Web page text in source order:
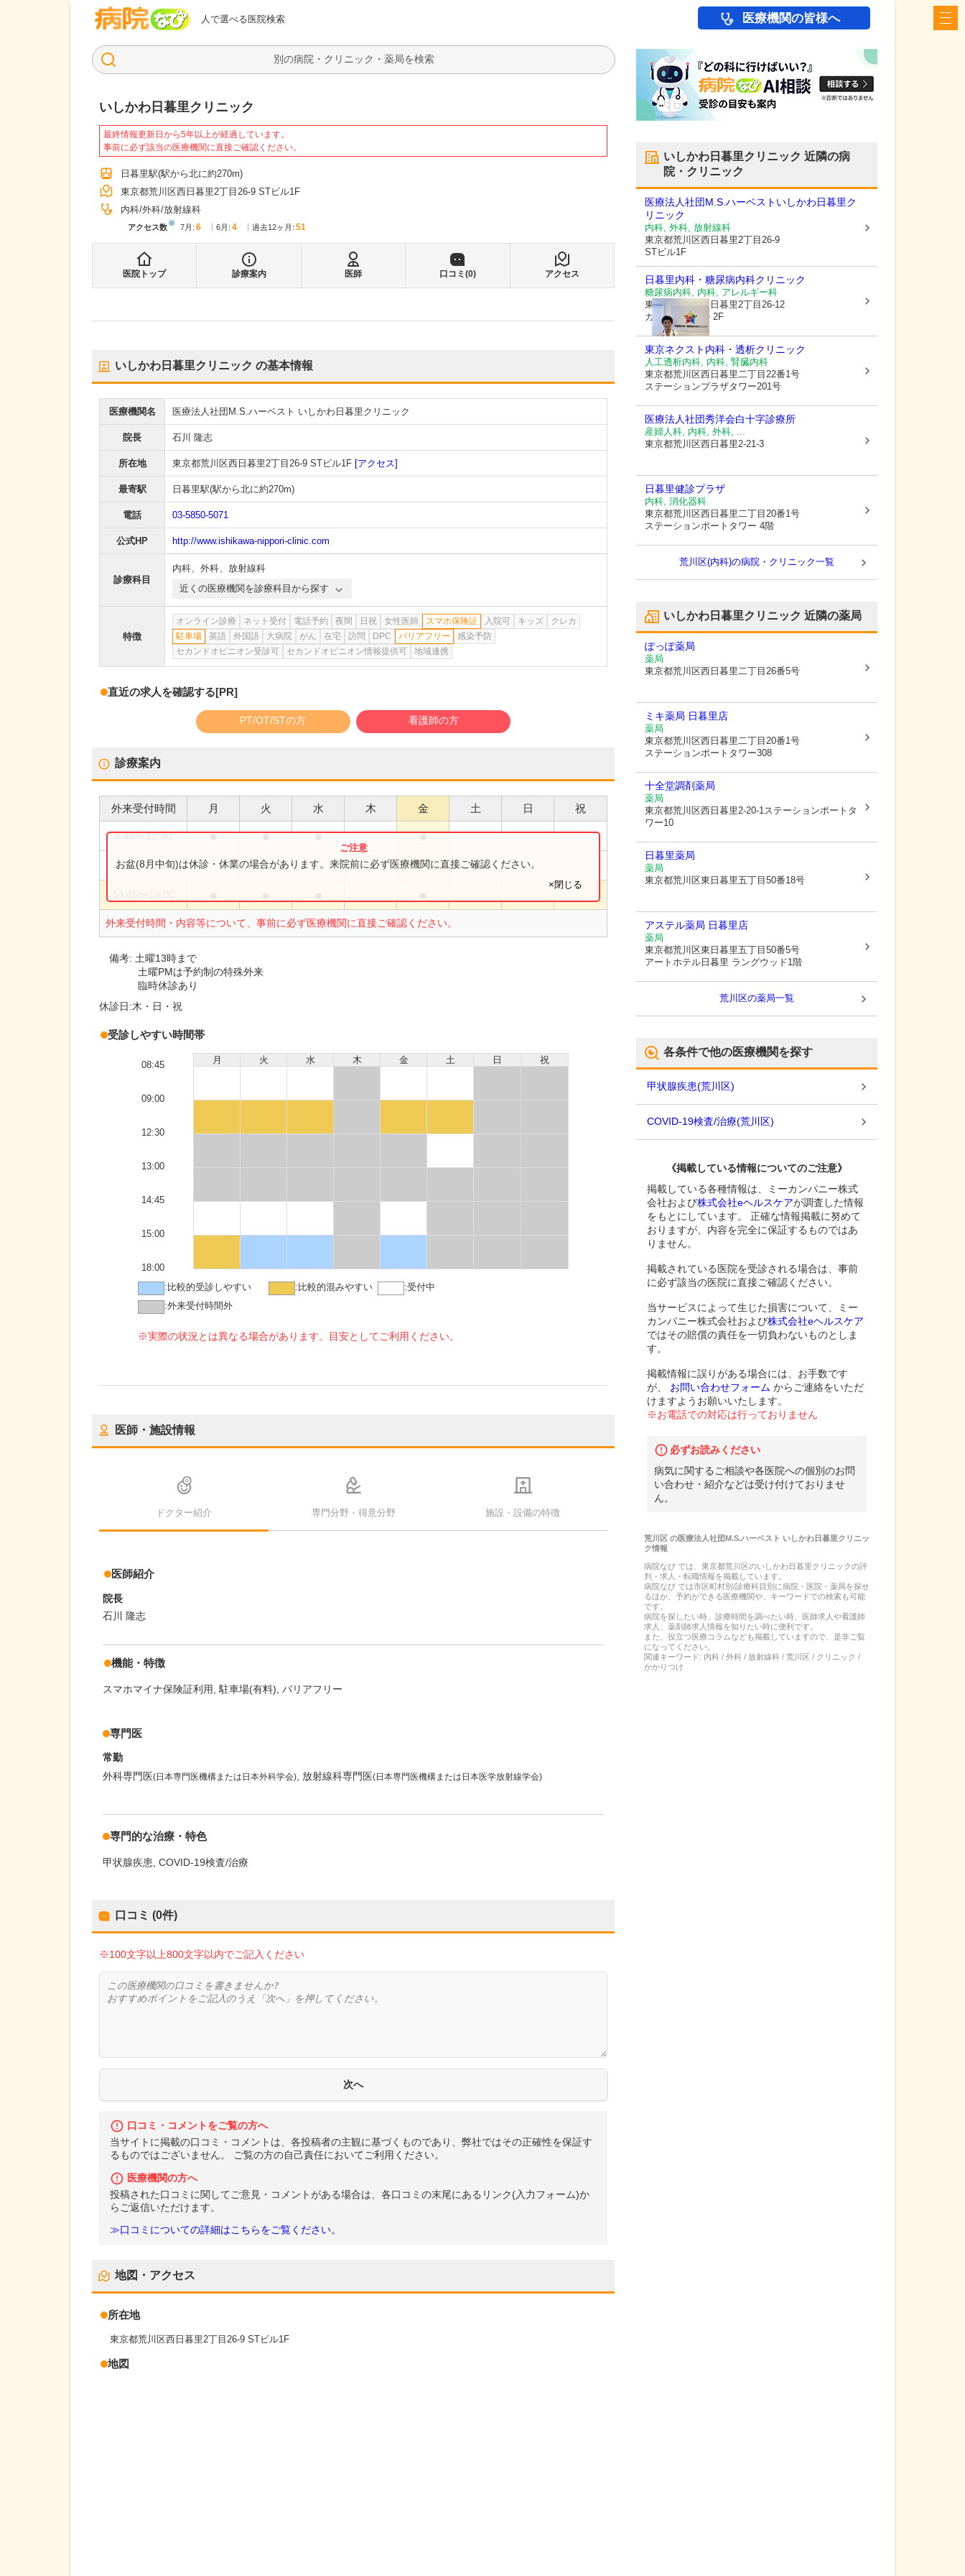
人で選べる医院検索
病院なび 医療機関の皆様へ
検索
いしかわ日暮里クリニック
最終情報更新日から5年以上が経過しています。
事前に必ず該当の医療機関に直接ご確認ください。
日暮里駅(駅から北に約270m)
東京都荒川区西日暮里2丁目26-9 STビル1F
内科 外科 放射線科
アクセス数※ 7月 : 6 6月 : 4 過去12ヶ月: 51
医院トップ 診療案内 医師 口コミ(0) アクセス
いしかわ日暮里クリニック の基本情報
医療機関名 医療法人社団M.S.ハーベスト いしかわ日暮里クリニック
院長 石川 隆志
所在地 東京都荒川区西日暮里2丁目26-9 STビル1F [アクセス]
最寄駅 日暮里駅(駅から北に約270m)
電話 03-5850-5071
公式HP http://www.ishikawa-nippori-clinic.com
診療科目
内科、 外科、 放射線科
近くの医療機関を診療科目から探す
特徴
オンライン診療 ネット受付 電話予約 夜間 日祝 女性医師 スマホ保険証 入院可 キッズ
クレカ
駐車場
英語 外国語 大病院 がん 在宅 訪問 DPC バリアフリー
感染予防
セカンドオピニオン受診可
セカンドオピニオン情報提供可 地域連携
直近の求人を確認する[PR]
PT/OT/STの方 看護師の方
診療案内
外来受付時間 月 火 水 木 金 土 日 祝
8:45〜12:30 ● ● ● ●
8:45〜13:00 ●
外来受付時間・内容等について、事前に必ず医療機関に直接ご確認ください。
お盆(8月中旬)は休診・休業の場合があります。来院前に必ず医療機関に直接ご確認ください。
×閉じる
備考: 土曜13時まで
土曜PMは予約制の特殊外来
臨時休診あり
休診日:木・日・祝
受診しやすい時間帯
月 火 水 木 金 土 日 祝
08:45
09:00
12:30
13:00
14:45
15:00
18:00
: 比較的受診しやすい : 比較的混みやすい :受付中
:外来受付時間外
※実際の状況とは異なる場合があります。目安としてご利用ください。
医師・施設情報
ドクター紹介 専門分野・得意分野 施設・設備の特徴
医師紹介
院長
石川 隆志
機能・特徴
スマホマイナ保険証利用 駐車場(有料) バリアフリー
専門医
常勤
外科専門医(日本専門医機構または日本外科学会) 放射線科専門医(日本専門医機構または日本医学放射線学会)
専門的な治療・特色
甲状腺疾患 COVID-19検査/治療
口コミ (0件)
※100文字以上800文字以内でご記入ください
口コミ・コメントをご覧の方へ
当サイトに掲載の口コミ・コメントは、各投稿者の主観に基づくものであり、弊社ではその正確性を保証す
るものではございません。 ご覧の方の自己責任においてご利用ください。
医療機関の方へ
投稿された口コミに関してご意見・コメントがある場合は、各口コミの末尾にあるリンク(入力フォーム)か
らご返信いただけます。
≫口コミについての詳細はこちらをご覧ください。
地図・アクセス
所在地
東京都荒川区西日暮里2丁目26-9 STビル1F
地図
いしかわ日暮里クリニック 近隣の病
院・クリニック
医療法人社団M.S.ハーベスト いしかわ日暮里ク
リニック
内科, 外科, 放射線科
東京都荒川区西日暮里2丁目26-9
STビル1F
日暮里内科・糖尿病内科クリニック
糖尿病内科, 内科, アレルギー科
東京都荒川区西日暮里2丁目26-12
ガーネットビル 2F
東京ネクスト内科・透析クリニック
人工透析内科, 内科, 腎臓内科
東京都荒川区西日暮里二丁目22番1号
ステーションプラザタワー201号
医療法人社団秀洋会白十字診療所
産婦人科, 内科, 外科, ...
東京都荒川区西日暮里2-21-3
日暮里健診プラザ
内科, 消化器科
東京都荒川区西日暮里二丁目20番1号
ステーションポートタワー 4階
荒川区(内科)の病院・クリニック一覧
いしかわ日暮里クリニック 近隣の薬局
ぽっぽ薬局
薬局
東京都荒川区西日暮里二丁目26番5号
ミキ薬局 日暮里店
薬局
東京都荒川区西日暮里二丁目20番1号
ステーションポートタワー308
十全堂調剤薬局
薬局
東京都荒川区西日暮里2-20-1ステーションポートタ
ワー10
日暮里薬局
薬局
東京都荒川区東日暮里五丁目50番18号
アステル薬局 日暮里店
薬局
東京都荒川区東日暮里五丁目50番5号
アートホテル日暮里 ラングウッド1階
荒川区の薬局一覧
各条件で他の医療機関を探す
甲状腺疾患(荒川区)
COVID-19検査/治療(荒川区)
《掲載している情報についてのご注意》
掲載している各種情報は、ミーカンパニー株式
会社および株式会社eヘルスケアが調査した情報
をもとにしています。 正確な情報掲載に努めて
おりますが、内容を完全に保証するものではあ
りません。
掲載されている医院を受診される場合は、事前
に必ず該当の医院に直接ご確認ください。
当サービスによって生じた損害について、ミー
カンパニー株式会社および株式会社eヘルスケア
ではその賠償の責任を一切負わないものとしま
す。
掲載情報に誤りがある場合には、お手数です
が、
お問い合わせフォーム からご連絡をいただ
けますようお願いいたします。
※お電話での対応は行っておりません
必ずお読みください
病気に関するご相談や各医院への個別のお問
い合わせ・紹介などは受け付けておりませ
ん。
荒川区の医療法人社団M.S.ハーベスト いしかわ日暮里クリニッ
ク情報
病院なび では、 東京都荒川区のいしかわ日暮里クリニックの評
判・求人・転職情報を掲載しています。
病院なび では市区町村別/診療科目別に病院・医院・薬局を探せ
るほか、予約ができる医療機関や、キーワードでの検索も可能
です。
病院を探したい時、診療時間を調べたい時、医師求人や看護師
求人、薬剤師求人情報を知りたい時に便利です。
また、役立つ医療コラムなども掲載していますので、是非ご覧
になってください。
関連キーワード: 内科 / 外科 / 放射線科 / 荒川区 / クリニック /
かかりつけ